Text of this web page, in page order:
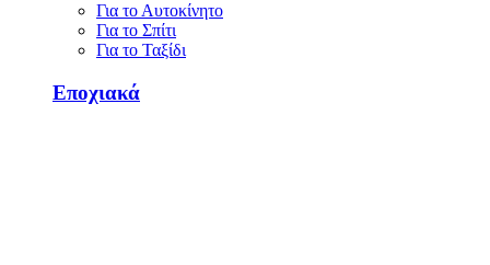
Για το Αυτοκίνητο
Για το Σπίτι
Για το Ταξίδι
Εποχιακά